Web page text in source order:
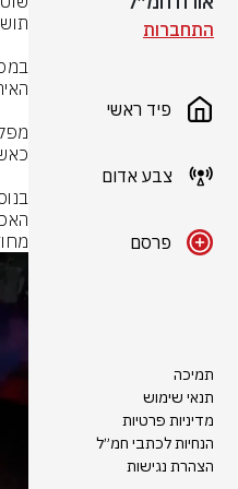
התחברות
פיד ראשי
צבע אדום
פרסם
תמיכה
תנאי שימוש
מדיניות פרטיות
הנחיות לכתבי חמ״ל
הצהרת נגישות